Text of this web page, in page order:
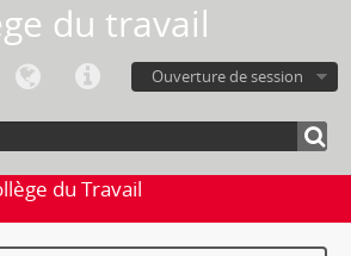
du travail
Ouverture de session
du Travail